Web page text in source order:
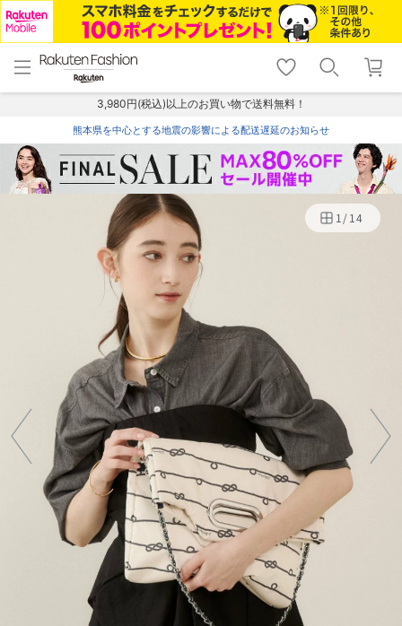
menu home
トップ
shopping_cart lock_outline
ログイン
3,980円(税込)以上のお買い物で送料無料！
熊本県を中心とする地震の影響による配送遅延のお知らせ
1/14